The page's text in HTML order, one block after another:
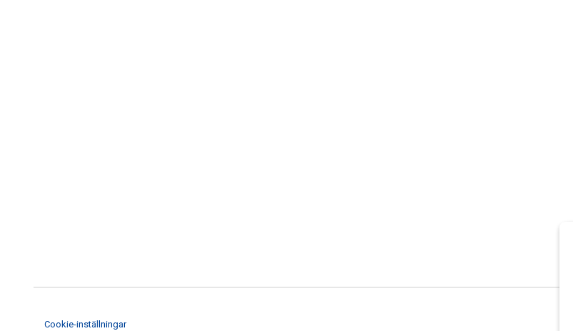
Cookie-inställningar